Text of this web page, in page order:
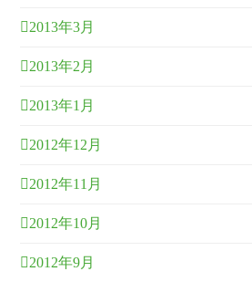
2013年3月
2013年2月
2013年1月
2012年12月
2012年11月
2012年10月
2012年9月